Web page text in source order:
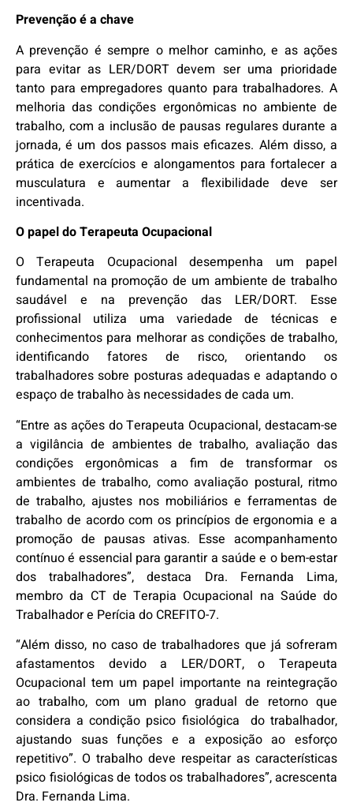
Prevenção é a chave
A prevenção é sempre o melhor caminho, e as ações
para evitar as LER/DORT devem ser uma prioridade
tanto para empregadores quanto para trabalhadores. A
melhoria das condições ergonômicas no ambiente de
trabalho, com a inclusão de pausas regulares durante a
jornada, é um dos passos mais eficazes. Além disso, a
prática de exercícios e alongamentos para fortalecer a
musculatura e aumentar a flexibilidade deve ser
incentivada.
O papel do Terapeuta Ocupacional
O Terapeuta Ocupacional desempenha um papel
fundamental na promoção de um ambiente de trabalho
saudável e na prevenção das LER/DORT. Esse
profissional utiliza uma variedade de técnicas e
conhecimentos para melhorar as condições de trabalho,
identificando fatores de risco, orientando os
trabalhadores sobre posturas adequadas e adaptando o
espaço de trabalho às necessidades de cada um.
“Entre as ações do Terapeuta Ocupacional, destacam-se
a vigilância de ambientes de trabalho, avaliação das
condições ergonômicas a fim de transformar os
ambientes de trabalho, como avaliação postural, ritmo
de trabalho, ajustes nos mobiliários e ferramentas de
trabalho de acordo com os princípios de ergonomia e a
promoção de pausas ativas. Esse acompanhamento
contínuo é essencial para garantir a saúde e o bem-estar
dos trabalhadores”, destaca Dra. Fernanda Lima,
membro da CT de Terapia Ocupacional na Saúde do
Trabalhador e Perícia do CREFITO-7.
“Além disso, no caso de trabalhadores que já sofreram
afastamentos devido a LER/DORT, o Terapeuta
Ocupacional tem um papel importante na reintegração
ao trabalho, com um plano gradual de retorno que
considera a condição psico fisiológica do trabalhador,
ajustando suas funções e a exposição ao esforço
repetitivo”. O trabalho deve respeitar as características
psico fisiológicas de todos os trabalhadores”, acrescenta
Dra. Fernanda Lima.